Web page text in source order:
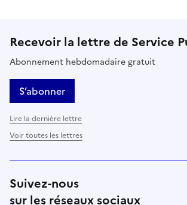
Recevoir la lettre de Service
Abonnement hebdomadaire gratuit
S’abonner
Lire la dernière lettre
Voir toutes les lettres
Suivez-nous
sur les réseaux sociaux